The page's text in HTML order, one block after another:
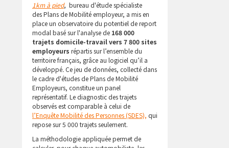
1km à pied, bureau d'étude spécialiste
des Plans de Mobilité employeur, a mis en
place un observatoire du potentiel de report
modal basé sur l'analyse de 168 000
trajets domicile-travail vers 7 800 sites
employeurs répartis sur l’ensemble du
territoire français, grâce au logiciel qu’il a
développé.Ce jeu de données, collecté dans
le cadre d'études de Plans de Mobilité
Employeurs, constitue un panel
représentatif. Le diagnostic des trajets
observés est comparable à celui de
l’Enquête Mobilité des Personnes (SDES), qui
repose sur 5 000 trajets seulement.
La méthodologie appliquée permet de